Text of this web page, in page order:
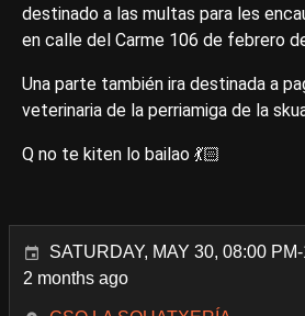
destinado a las multas para les
en calle del Carme 106 de febrero
Una parte también ira destinada a
veterinaria de la perriamiga de la
Q no te kiten lo bailao 💃🏻
SATURDAY, MAY 30, 08:00
2 months ago